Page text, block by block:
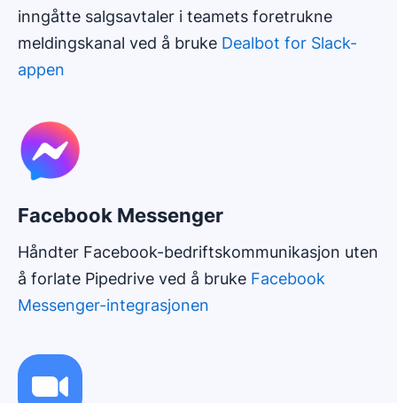
inngåtte salgsavtaler i teamets foretrukne
meldingskanal ved å bruke Dealbot for Slack-
appen
Facebook Messenger
Håndter Facebook-bedriftskommunikasjon uten
å forlate Pipedrive ved å bruke Facebook
Messenger-integrasjonen